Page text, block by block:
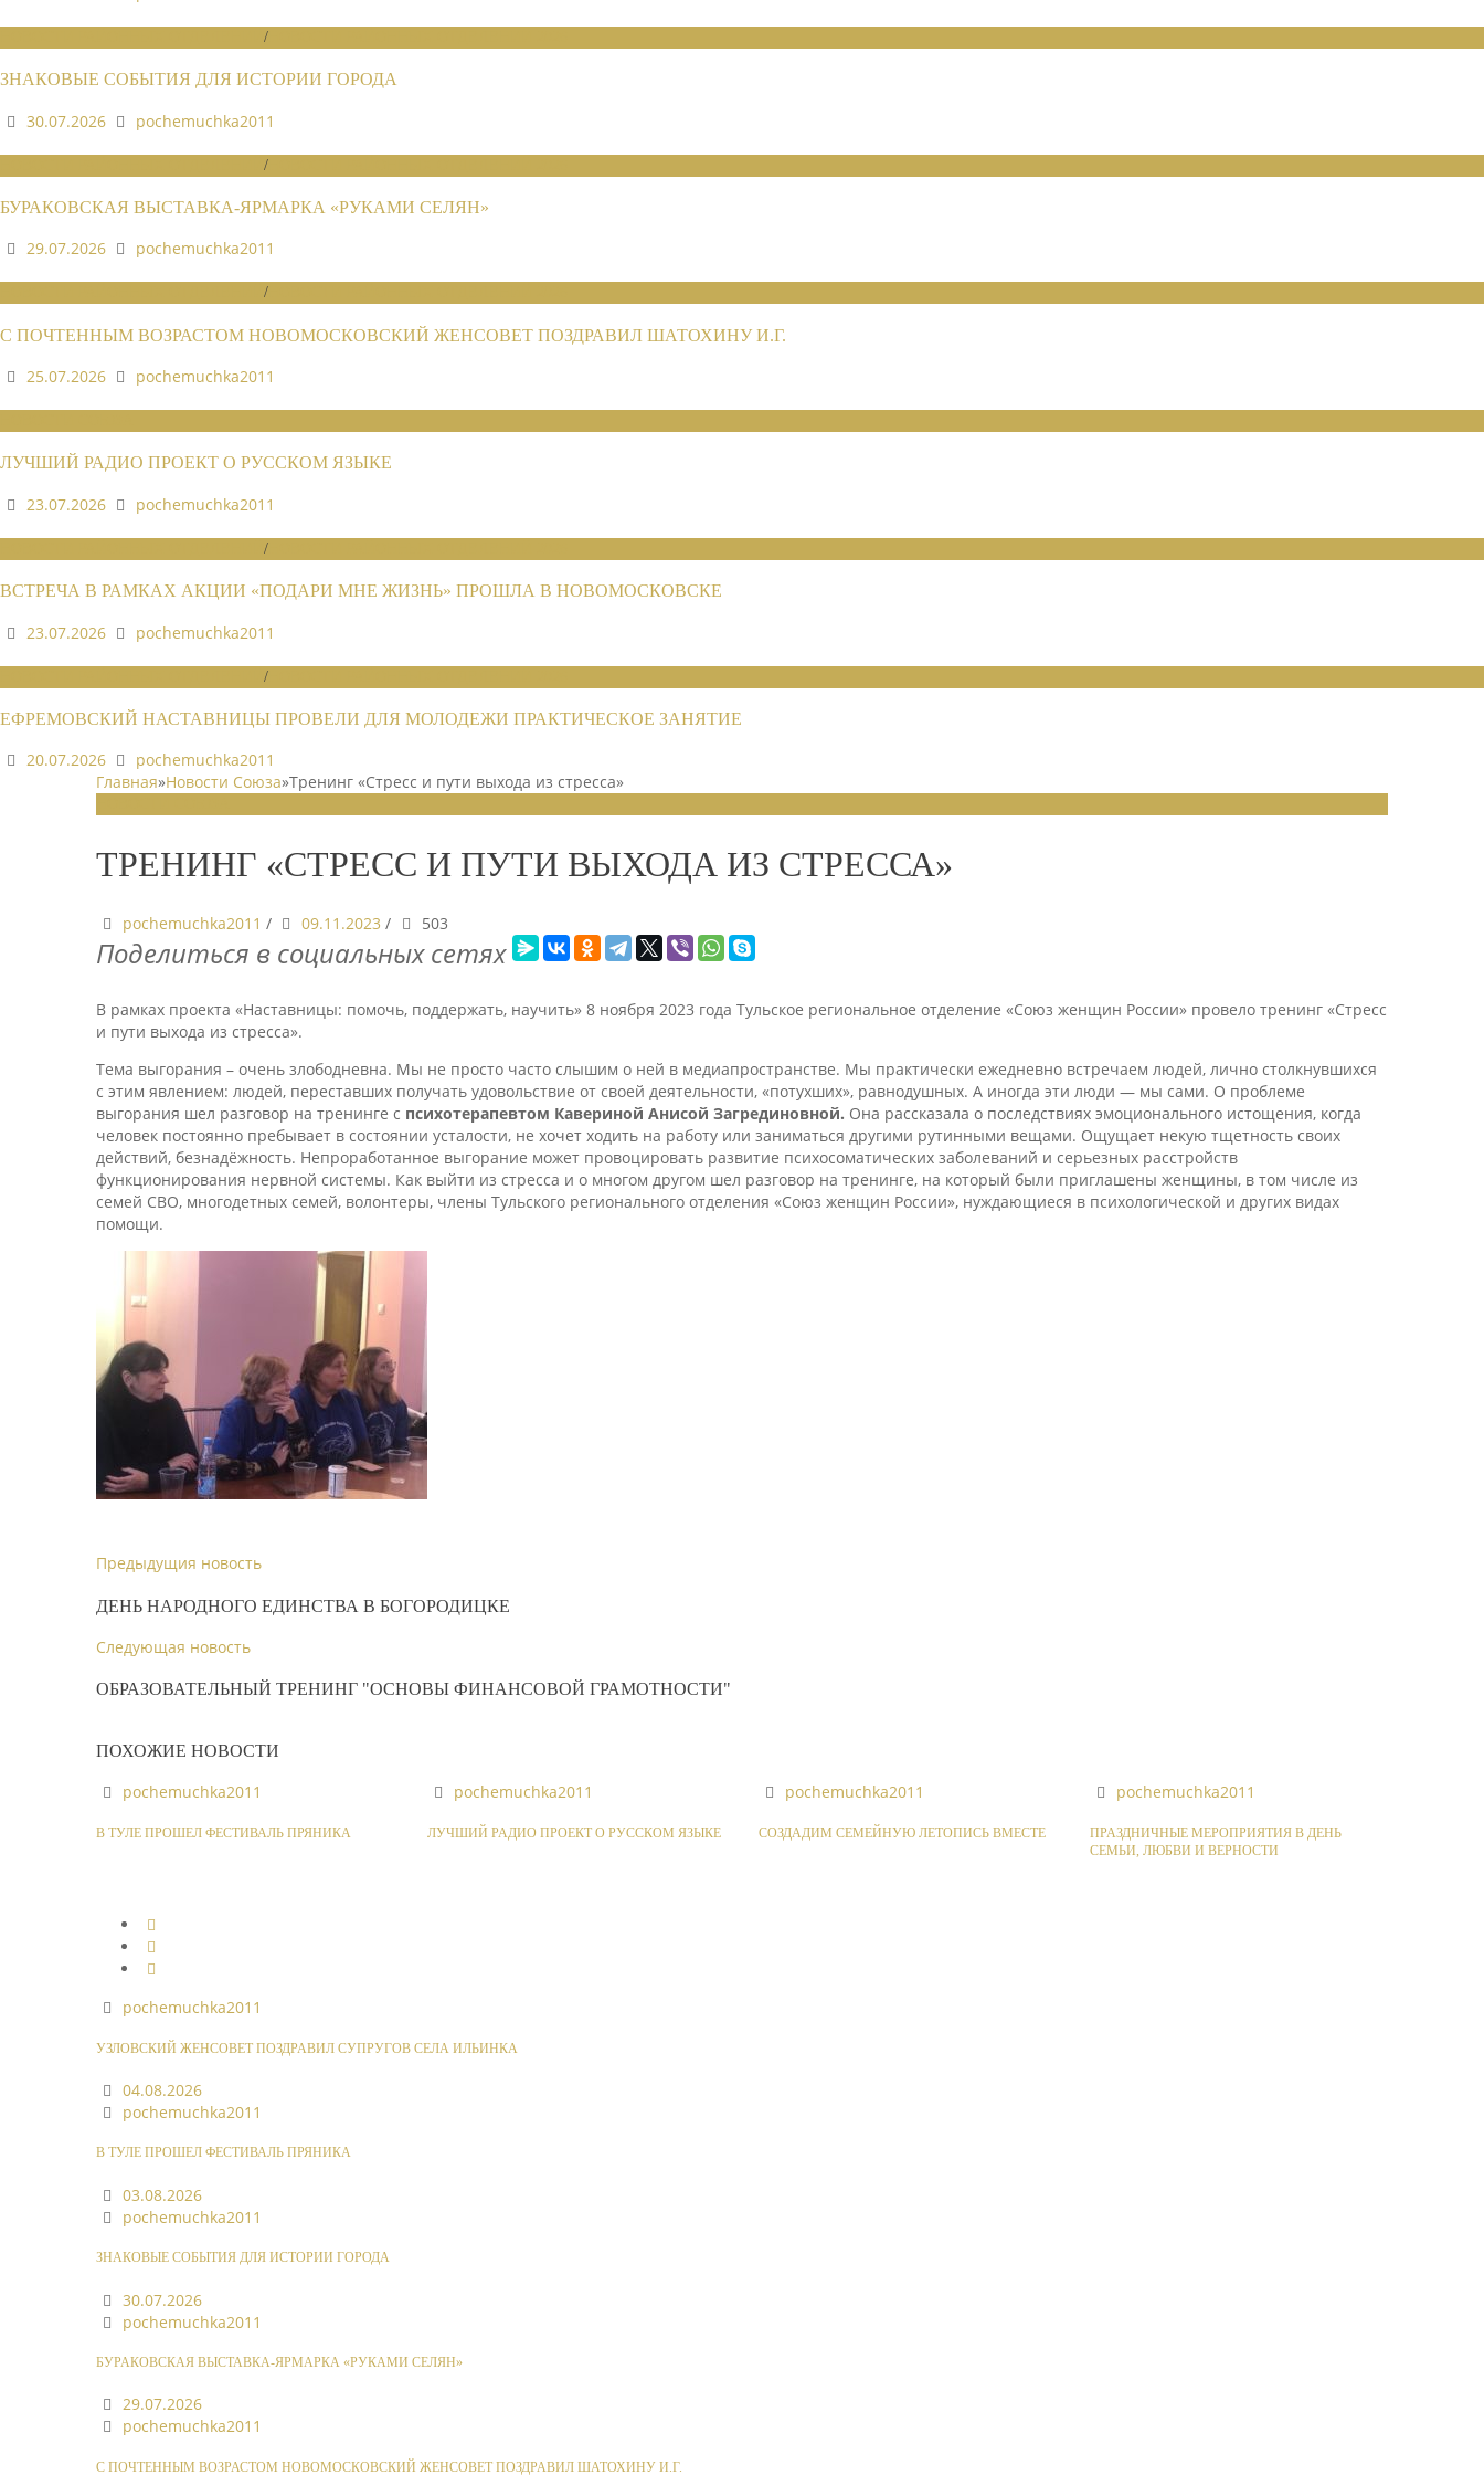
/
ЗНАКОВЫЕ СОБЫТИЯ ДЛЯ ИСТОРИИ ГОРОДА
30.07.2026
pochemuchka2011
/
БУРАКОВСКАЯ ВЫСТАВКА-ЯРМАРКА «РУКАМИ СЕЛЯН»
29.07.2026
pochemuchka2011
/
С ПОЧТЕННЫМ ВОЗРАСТОМ НОВОМОСКОВСКИЙ ЖЕНСОВЕТ ПОЗДРАВИЛ ШАТОХИНУ И.Г.
25.07.2026
pochemuchka2011
ЛУЧШИЙ РАДИО ПРОЕКТ О РУССКОМ ЯЗЫКЕ
23.07.2026
pochemuchka2011
/
ВСТРЕЧА В РАМКАХ АКЦИИ «ПОДАРИ МНЕ ЖИЗНЬ» ПРОШЛА В НОВОМОСКОВСКЕ
23.07.2026
pochemuchka2011
/
ЕФРЕМОВСКИЙ НАСТАВНИЦЫ ПРОВЕЛИ ДЛЯ МОЛОДЕЖИ ПРАКТИЧЕСКОЕ ЗАНЯТИЕ
20.07.2026
pochemuchka2011
Главная»Новости Союза»Тренинг «Стресс и пути выхода из стресса»
ТРЕНИНГ «СТРЕСС И ПУТИ ВЫХОДА ИЗ СТРЕССА»
pochemuchka2011 / 09.11.2023 / 503
Поделиться в социальных сетях
В рамках проекта «Наставницы: помочь, поддержать, научить» 8 ноября 2023 года Тульское региональное отделение «Союз женщин России» провело тренинг «Стресс
и пути выхода из стресса».
Тема выгорания – очень злободневна. Мы не просто часто слышим о ней в медиапространстве. Мы практически ежедневно встречаем людей, лично столкнувшихся
с этим явлением: людей, переставших получать удовольствие от своей деятельности, «потухших», равнодушных. А иногда эти люди — мы сами. О проблеме
выгорания шел разговор на тренинге с психотерапевтом Кавериной Анисой Загрединовной. Она рассказала о последствиях эмоционального истощения, когда
человек постоянно пребывает в состоянии усталости, не хочет ходить на работу или заниматься другими рутинными вещами. Ощущает некую тщетность своих
действий, безнадёжность. Непроработанное выгорание может провоцировать развитие психосоматических заболеваний и серьезных расстройств
функционирования нервной системы. Как выйти из стресса и о многом другом шел разговор на тренинге, на который были приглашены женщины, в том числе из
семей СВО, многодетных семей, волонтеры, члены Тульского регионального отделения «Союз женщин России», нуждающиеся в психологической и других видах
помощи.
Предыдущия новость
ДЕНЬ НАРОДНОГО ЕДИНСТВА В БОГОРОДИЦКЕ
Следующая новость
ОБРАЗОВАТЕЛЬНЫЙ ТРЕНИНГ "ОСНОВЫ ФИНАНСОВОЙ ГРАМОТНОСТИ"
ПОХОЖИЕ НОВОСТИ
pochemuchka2011
В ТУЛЕ ПРОШЕЛ ФЕСТИВАЛЬ ПРЯНИКА
pochemuchka2011
ЛУЧШИЙ РАДИО ПРОЕКТ О РУССКОМ ЯЗЫКЕ
pochemuchka2011
СОЗДАДИМ СЕМЕЙНУЮ ЛЕТОПИСЬ ВМЕСТЕ
pochemuchka2011
ПРАЗДНИЧНЫЕ МЕРОПРИЯТИЯ В ДЕНЬ
СЕМЬИ, ЛЮБВИ И ВЕРНОСТИ
pochemuchka2011
УЗЛОВСКИЙ ЖЕНСОВЕТ ПОЗДРАВИЛ СУПРУГОВ СЕЛА ИЛЬИНКА
04.08.2026
pochemuchka2011
В ТУЛЕ ПРОШЕЛ ФЕСТИВАЛЬ ПРЯНИКА
03.08.2026
pochemuchka2011
ЗНАКОВЫЕ СОБЫТИЯ ДЛЯ ИСТОРИИ ГОРОДА
30.07.2026
pochemuchka2011
БУРАКОВСКАЯ ВЫСТАВКА-ЯРМАРКА «РУКАМИ СЕЛЯН»
29.07.2026
pochemuchka2011
С ПОЧТЕННЫМ ВОЗРАСТОМ НОВОМОСКОВСКИЙ ЖЕНСОВЕТ ПОЗДРАВИЛ ШАТОХИНУ И.Г.